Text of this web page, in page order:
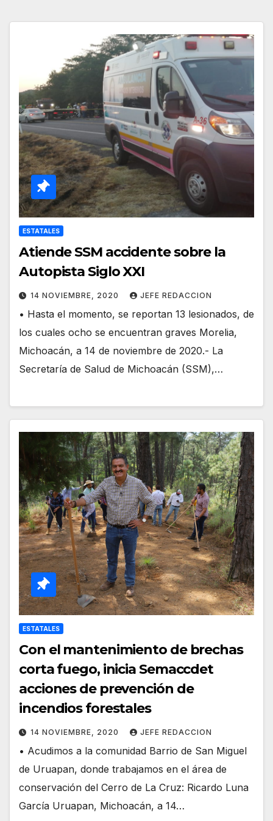
ESTATALES
Atiende SSM accidente sobre la
Autopista Siglo XXI
14 NOVIEMBRE, 2020 JEFE REDACCION
• Hasta el momento, se reportan 13 lesionados, de
los cuales ocho se encuentran graves Morelia,
Michoacán, a 14 de noviembre de 2020.- La
Secretaría de Salud de Michoacán (SSM),…
ESTATALES
Con el mantenimiento de brechas
corta fuego, inicia Semaccdet
acciones de prevención de
incendios forestales
14 NOVIEMBRE, 2020 JEFE REDACCION
• Acudimos a la comunidad Barrio de San Miguel
de Uruapan, donde trabajamos en el área de
conservación del Cerro de La Cruz: Ricardo Luna
García Uruapan, Michoacán, a 14…